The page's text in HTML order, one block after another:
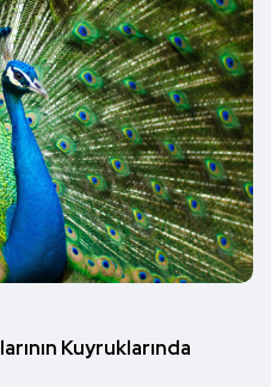
Kuyruklarında